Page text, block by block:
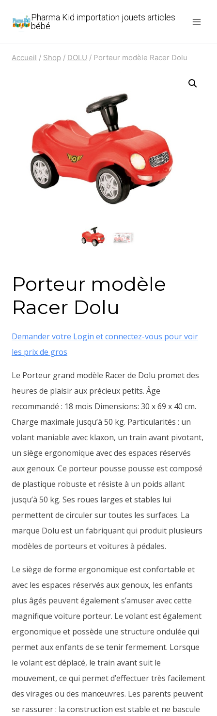
Pharma Kid importation jouets articles
bébé
Accueil / Shop / DOLU / Porteur modèle Racer Dolu
Porteur modèle
Racer Dolu
Demander votre Login et connectez-vous pour voir
les prix de gros
Le Porteur grand modèle Racer de Dolu promet des
heures de plaisir aux précieux petits. Âge
recommandé : 18 mois Dimensions: 30 x 69 x 40 cm.
Charge maximale jusqu’à 50 kg. Particularités : un
volant maniable avec klaxon, un train avant pivotant,
un siège ergonomique avec des espaces réservés
aux genoux. Ce porteur pousse pousse est composé
de plastique robuste et résiste à un poids allant
jusqu’à 50 kg. Ses roues larges et stables lui
permettent de circuler sur toutes les surfaces. La
marque Dolu est un fabriquant qui produit plusieurs
modèles de porteurs et voitures à pédales.
Le siège de forme ergonomique est confortable et
avec les espaces réservés aux genoux, les enfants
plus âgés peuvent également s’amuser avec cette
magnifique voiture porteur. Le volant est également
ergonomique et possède une structure ondulée qui
permet aux enfants de se tenir fermement. Lorsque
le volant est déplacé, le train avant suit le
mouvement, ce qui permet d’effectuer très facilement
des virages ou des manœuvres. Les parents peuvent
se rassurer : la construction est stable et ne bascule